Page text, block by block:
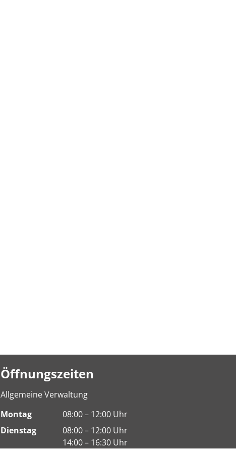
Öffnungszeiten
Allgemeine Verwaltung
Montag
08:00 – 12:00 Uhr
Dienstag
08:00 – 12:00 Uhr
14:00 – 16:30 Uhr